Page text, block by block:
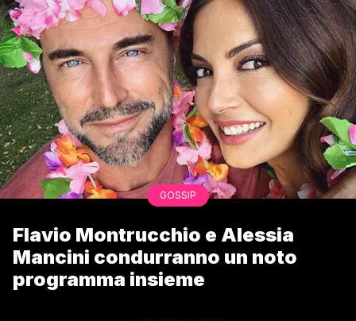
GOSSIP
Flavio Montrucchio e Alessia
Mancini condurranno un noto
programma insieme